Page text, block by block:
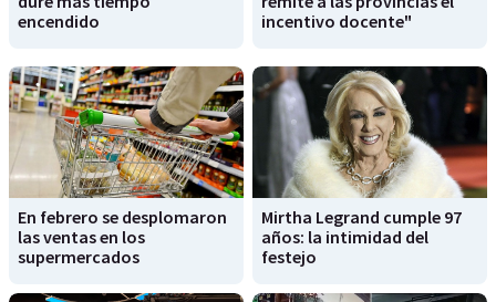
encendido
incentivo docente"
En febrero se desplomaron
las ventas en los
supermercados
Mirtha Legrand cumple 97
años: la intimidad del
festejo